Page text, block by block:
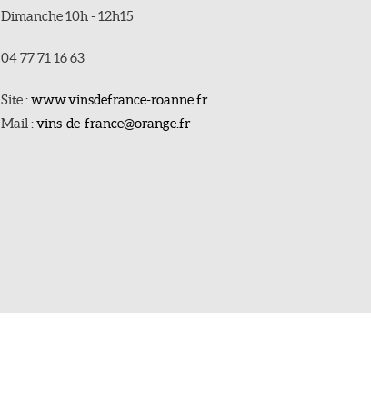
Dimanche 10h - 12h15
04 77 71 16 63
Site :www.vinsdefrance-roanne.fr
Mail :vins-de-france@orange.fr